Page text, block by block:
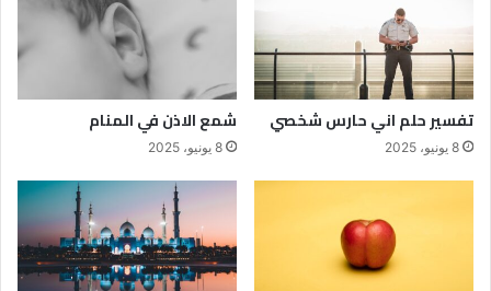
تفسير حلم اني حارس شخصي
8 يونيو، 2025
شمع الاذن في المنام
8 يونيو، 2025